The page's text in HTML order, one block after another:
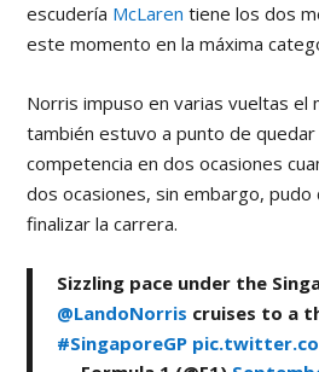
escudería McLaren tiene los dos
este momento en la máxima
Norris impuso en varias vueltas
también estuvo a punto de quedar
competencia en dos ocasiones
dos ocasiones, sin embargo,
finalizar la carrera.
Sizzling pace under the
@LandoNorris cruises to a
#SingaporeGP